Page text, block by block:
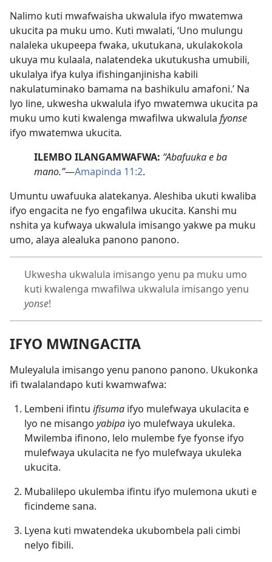
Nalimo kuti mwafwaisha ukwalula ifyo mwatemwa
ukucita pa muku umo. Kuti mwalati, ‘Uno mulungu
nalaleka ukupeepa fwaka, ukutukana, ukulakokola
ukuya mu kulaala, nalatendeka ukutukusha umubili,
ukulalya ifya kulya ifishinganjinisha kabili
nakulatuminako bamama na bashikulu amafoni.’ Na
lyo line, ukwesha ukwalula ifyo mwatemwa ukucita pa
muku umo kuti kwalenga mwafilwa ukwalula fyonse
ifyo mwatemwa ukucita.
ILEMBO ILANGAMWAFWA: “Abafuuka e ba
mano.”—Amapinda 11:2.
Umuntu uwafuuka alatekanya. Aleshiba ukuti kwaliba
ifyo engacita ne fyo engafilwa ukucita. Kanshi mu
nshita ya kufwaya ukwalula imisango yakwe pa muku
umo, alaya alealuka panono panono.
Ukwesha ukwalula imisango yenu pa muku umo
kuti kwalenga mwafilwa ukwalula imisango yenu
yonse!
IFYO MWINGACITA
Muleyalula imisango yenu panono panono. Ukukonka
ifi twalalandapo kuti kwamwafwa:
Lembeni ifintu ifisuma ifyo mulefwaya ukulacita e
lyo ne misango yabipa iyo mulefwaya ukuleka.
Mwilemba ifinono, lelo mulembe fye fyonse ifyo
mulefwaya ukulacita ne fyo mulefwaya ukuleka
ukucita.
Mubalilepo ukulemba ifintu ifyo mulemona ukuti e
ficindeme sana.
Lyena kuti mwatendeka ukubombela pali cimbi
nelyo fibili.